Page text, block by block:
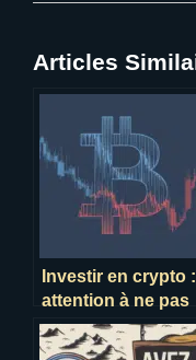
Articles
Investir en crypto :
attention à ne pas
perdre plus que
prévu !